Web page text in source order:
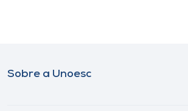
Sobre a Unoesc